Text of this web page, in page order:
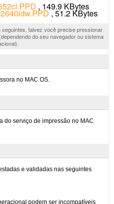
, 149.9 KBytes
, 51.2 KBytes
talvez você precise pressionar
do seu navegador ou sistema